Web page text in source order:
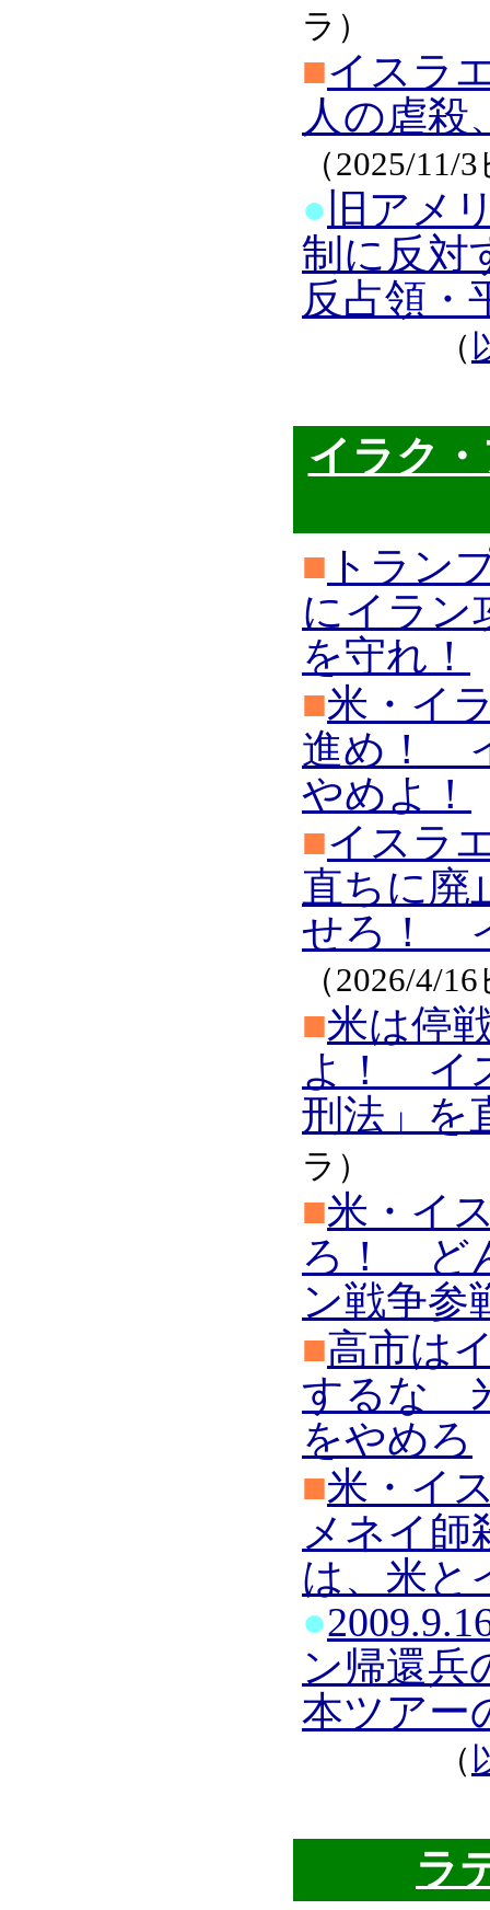
ラ）
■イスラ
人の虐殺
（2025/11/
● 旧アメ
制に反対
反占領・
（
イラク
■ トラン
にイラン
を守れ！
■米・イ
進め！
やめよ！
■イスラ
直ちに
せろ！
（2026/4/
■米は停
よ！ イ
刑法」を
ラ）
■米・イ
ろ！ ど
ン戦争参
■高市は
するな
をやめろ
■米・イ
メネイ
は、米と
●
ン帰還
本ツアー
（
ラ